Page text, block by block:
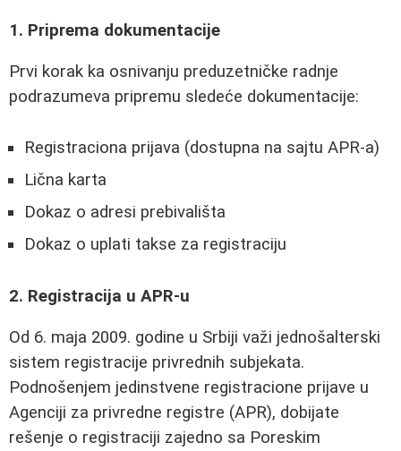
1. Priprema dokumentacije
Prvi korak ka osnivanju preduzetničke radnje
podrazumeva pripremu sledeće dokumentacije:
Registraciona prijava (dostupna na sajtu APR-a)
Lična karta
Dokaz o adresi prebivališta
Dokaz o uplati takse za registraciju
2. Registracija u APR-u
Od 6. maja 2009. godine u Srbiji važi jednošalterski
sistem registracije privrednih subjekata.
Podnošenjem jedinstvene registracione prijave u
Agenciji za privredne registre (APR), dobijate
rešenje o registraciji zajedno sa Poreskim